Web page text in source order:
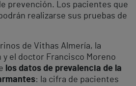
prevención. Los pacientes que
realizarse sus pruebas de
de Vithas Almería, la
el doctor Francisco Moreno
los datos de prevalencia de la
: la cifra de pacientes